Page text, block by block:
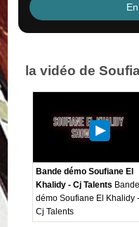
la vidéo de
Bande démo Soufiane El
Khalidy - Cj Talents Bande
démo Soufiane El Khalidy -
Cj Talents